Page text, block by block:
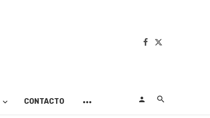
CONTACTO